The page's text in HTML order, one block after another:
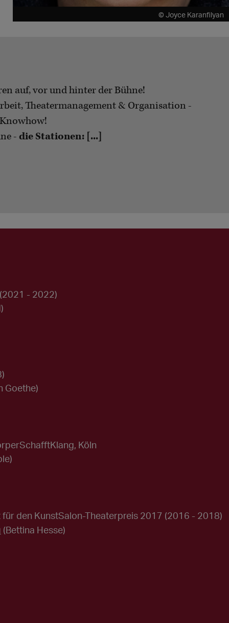
© Joyce Karanfilyan
auf, vor und hinter der Bühne!
Theatermanagement & Organisation -
- die Stationen: [...]
(2021 - 2022)
Goethe)
Köln
den KunstSalon-Theaterpreis 2017 (2016 - 2018)
(Bettina Hesse)